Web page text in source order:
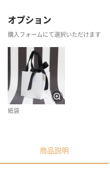
オプション
購入フォームにて選択いただけます
紙袋
商品説明